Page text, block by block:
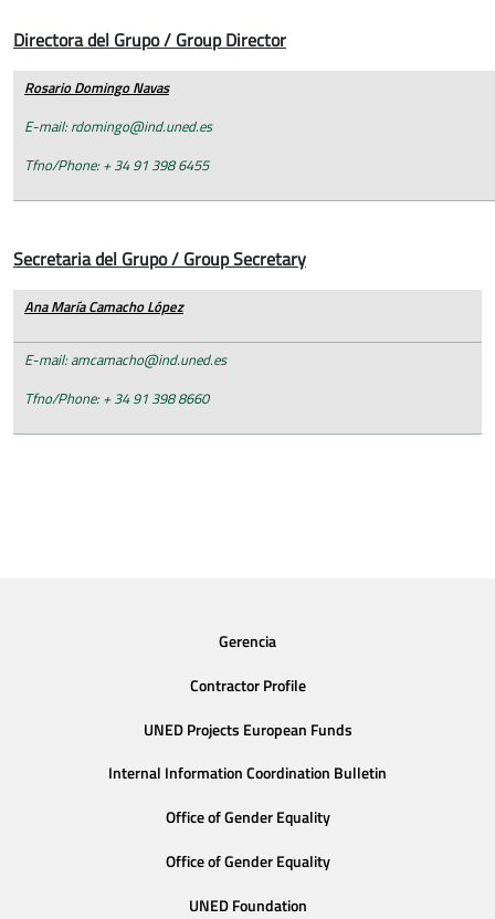
Directora del Grupo / Group Director
Rosario Domingo Navas
E-mail: rdomingo@ind.uned.es
Tfno/Phone: + 34 91 398 6455
Secretaria del Grupo / Group Secretary
Ana María Camacho López
E-mail: amcamacho@ind.uned.es
Tfno/Phone: + 34 91 398 8660
Gerencia
Contractor Profile
UNED Projects European Funds
Internal Information Coordination Bulletin
Office of Gender Equality
Office of Gender Equality
UNED Foundation